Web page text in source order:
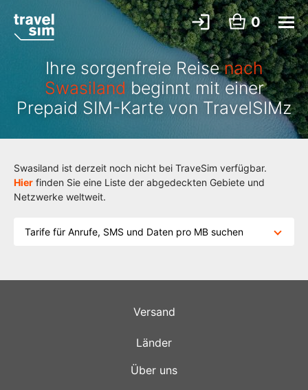
0
Ihre sorgenfreie Reisenach
Swasiland beginnt mit einer
Prepaid SIM-Karte von TravelSIMz
Swasiland ist derzeit noch nicht bei TraveSim verfügbar.
Hier finden Sie eine Liste der abgedeckten Gebiete und
Netzwerke weltweit.
Tarife für Anrufe, SMS und Daten pro MB suchen
Versand
Länder
Über uns